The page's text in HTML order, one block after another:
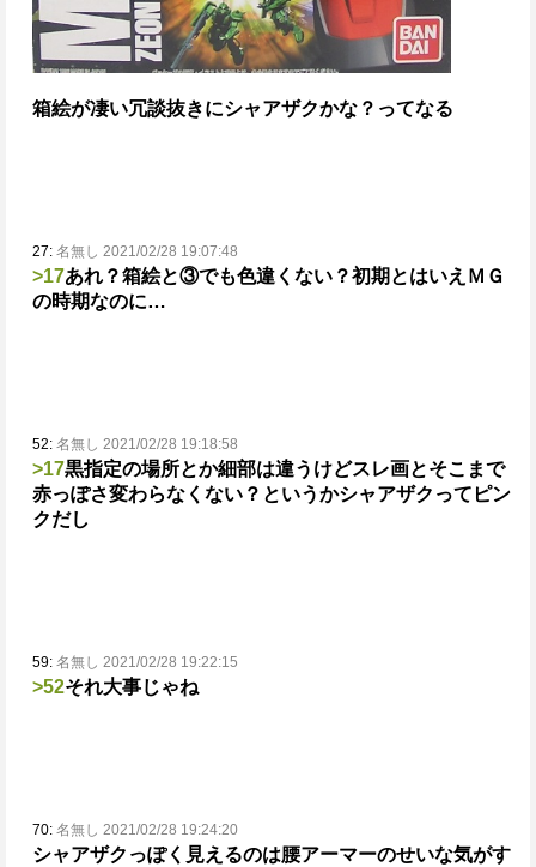
箱絵が凄い冗談抜きにシャアザクかな？ってなる
27: 名無し 2021/02/28 19:07:48
>17あれ？箱絵と③でも色違くない？初期とはいえＭＧ
の時期なのに…
52: 名無し 2021/02/28 19:18:58
>17黒指定の場所とか細部は違うけどスレ画とそこまで
赤っぽさ変わらなくない？ というかシャアザクってピン
クだし
59: 名無し 2021/02/28 19:22:15
>52それ大事じゃね
70: 名無し 2021/02/28 19:24:20
シャアザクっぽく見えるのは腰アーマーのせいな気がす